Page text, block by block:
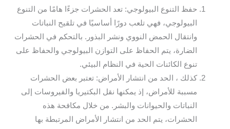
حفظ التنوع البيولوجي: تعد الحشرات جزءًا هامًا من التنوع
البيولوجي، فهي تلعب دورًا أساسيًا في تلقيح النباتات
وانتقال الحمض النووي ونشر البذور. بالتحكم في الحشرات
الضارة، يتم الحفاظ على التوازن البيولوجي والحفاظ على
تنوع الكائنات الحية في النظام البيئي.
كذلك ، الحد من انتشار الأمراض: تعتبر بعض الحشرات
مسببة للأمراض، إذ يمكنها نقل البكتيريا والفيروسات إلى
النباتات والحيوانات والبشر. من خلال مكافحة هذه
الحشرات، يتم الحد من انتشار الأمراض المرتبطة بها